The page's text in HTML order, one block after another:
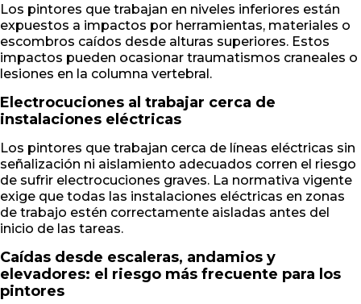
Los pintores que trabajan en niveles inferiores están
expuestos a impactos por herramientas, materiales o
escombros caídos desde alturas superiores. Estos
impactos pueden ocasionar traumatismos craneales o
lesiones en la columna vertebral.
Electrocuciones al trabajar cerca de
instalaciones eléctricas
Los pintores que trabajan cerca de líneas eléctricas sin
señalización ni aislamiento adecuados corren el riesgo
de sufrir electrocuciones graves. La normativa vigente
exige que todas las instalaciones eléctricas en zonas
de trabajo estén correctamente aisladas antes del
inicio de las tareas.
Caídas desde escaleras, andamios y
elevadores: el riesgo más frecuente para los
pintores